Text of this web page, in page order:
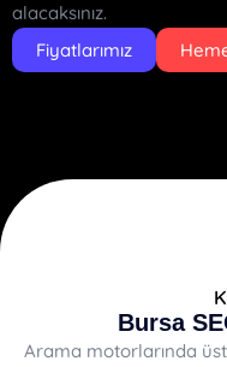
alacaksınız.
Fiyatlarımız
Bursa
Arama motorlarında